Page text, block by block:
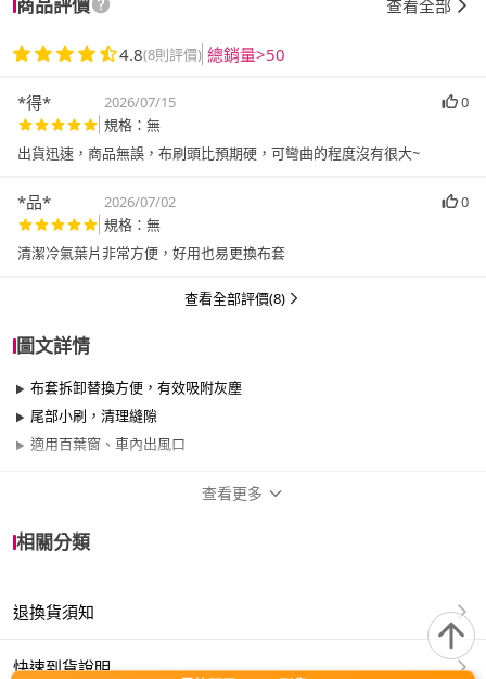
商品評價 查看全部
4.8(8則評價) 總銷量>50
*得* 2026/07/15
0
規格：無
出貨迅速，商品無誤，布刷頭比預期硬，可彎曲的程度沒有很大~
*品* 2026/07/02
0
規格：無
清潔冷氣葉片非常方便，好用也易更換布套
查看全部評價(8)
圖文詳情
布套拆卸替換方便，有效吸附灰塵
尾部小刷，清理縫隙
適用百葉窗、車內出風口
適用於
查看更多
相關分類
退換貨須知
快速到貨說明